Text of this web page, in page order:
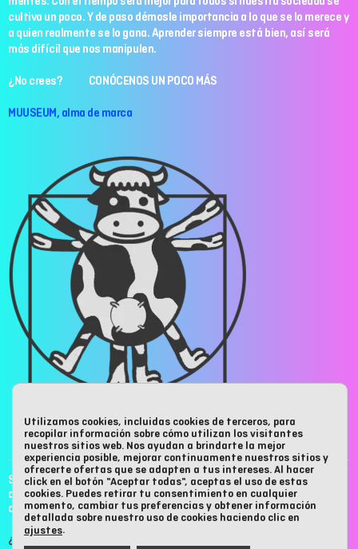
cultiva un poco. Y de paso démosle importancia a lo que se lo merece y
a quien realmente se lo gana. Aprender siempre está bien, así será
más difícil que nos manipulen.
¿No crees? CONÓCENOS UN POCO MÁS
MUUSEUM, alma de marca
ANÚNCIATE EN MUUSEUM
Si te gusta nuestro contenido y cuadra contigo o con tu empresa,
anúnciate en nuestra web. Contacta con nosotros hay muchas formas
de
formar parte de MUUSEUM.
¿Quieres saber más?
Utilizamos cookies, incluidas cookies de terceros, para
recopilar información sobre cómo utilizan los visitantes
nuestros sitios web. Nos ayudan a brindarte la mejor
experiencia posible, mejorar continuamente nuestros sitios y
ofrecerte ofertas que se adapten a tus intereses. Al hacer
click en el botón "Aceptar todas", aceptas el uso de estas
cookies. Puedes retirar tu consentimiento en cualquier
momento, cambiar tus preferencias y obtener información
detallada sobre nuestro uso de cookies haciendo clic en
ajustes.